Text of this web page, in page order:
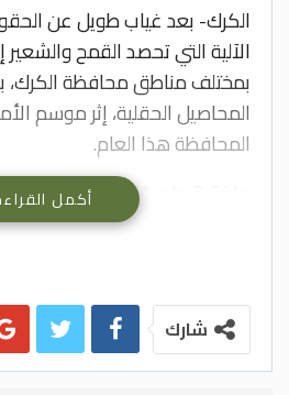
الكرك- بعد غياب طويل عن
الآلية التي تحصد القمح
بمختلف مناطق محافظة الكرك،
المحاصيل الحقلية، إثر موسم
المحافظة هذا العام.
ولفترة طويلة امتدت لأكثر
غابت الحصادات عن الحقول
المنطقة، وتراجعت كميات
والشعير بسبب ضعف إنبات
وعدم توفر الحاجة
أكمل
شارك